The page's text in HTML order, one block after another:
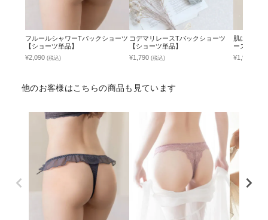
フルールシャワーTバックショーツ
【ショーツ単品】
¥2,090 (税込)
コデマリレースTバックショーツ
【ショーツ単品】
¥1,790 (税込)
肌に馴染
ーズ～ Tバ
ツ単品】
¥1,990
他のお客様はこちらの商品も見ています